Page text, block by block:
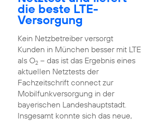
die beste LTE-
Versorgung
Kein Netzbetreiber versorgt
Kunden in München besser mit LTE
als O2– das ist das Ergebnis eines
aktuellen Netztests der
Fachzeitschrift connect zur
Mobilfunkversorgung in der
bayerischen Landeshauptstadt.
Insgesamt konnte sich das neue,